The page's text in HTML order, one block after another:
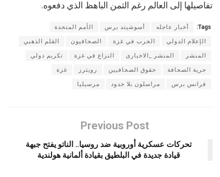
تفاصيلها إلى العالم رغم الثمن الباهظ الذي دفعوه.
Tags: أخبار عاجله أسوشيتد برس الأمم المتحدة
الإعلام الدولي الحرب في غزة الصحافيون القلم الذهبي
المنشر المنشر _الاخبارى النزاع في غزة تكريم دولي
حرية الصحافة حقوق الصحافيين رويترز غزة
فرانس برس مراسلون بلا حدود مرسيليا
Previous Post
تحركات عسكرية أوروبية ضد روسيا.. الناتو يفتح جبهة
قيادة جديدة في البلطيق بقيادة ألمانية هولندية